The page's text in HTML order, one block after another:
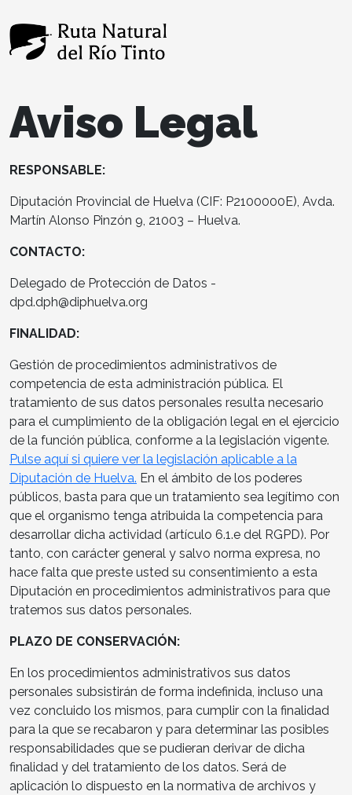
Aviso Legal
RESPONSABLE:
Diputación Provincial de Huelva (CIF: P2100000E), Avda.
Martín Alonso Pinzón 9, 21003 – Huelva.
CONTACTO:
Delegado de Protección de Datos -
dpd.dph@diphuelva.org
FINALIDAD:
Gestión de procedimientos administrativos de
competencia de esta administración pública. El
tratamiento de sus datos personales resulta necesario
para el cumplimiento de la obligación legal en el ejercicio
de la función pública, conforme a la legislación vigente.
Pulse aquí si quiere ver la legislación aplicable a la
Diputación de Huelva. En el ámbito de los poderes
públicos, basta para que un tratamiento sea legítimo con
que el organismo tenga atribuida la competencia para
desarrollar dicha actividad (artículo 6.1.e del RGPD). Por
tanto, con carácter general y salvo norma expresa, no
hace falta que preste usted su consentimiento a esta
Diputación en procedimientos administrativos para que
tratemos sus datos personales.
PLAZO DE CONSERVACIÓN:
En los procedimientos administrativos sus datos
personales subsistirán de forma indefinida, incluso una
vez concluido los mismos, para cumplir con la finalidad
para la que se recabaron y para determinar las posibles
responsabilidades que se pudieran derivar de dicha
finalidad y del tratamiento de los datos. Será de
aplicación lo dispuesto en la normativa de archivos y